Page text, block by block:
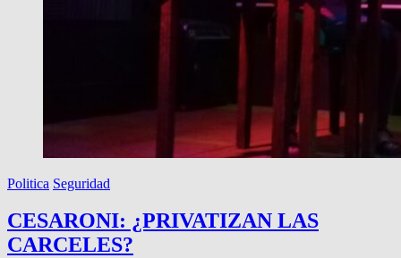
Politica Seguridad
CESARONI: ¿PRIVATIZAN LAS
CARCELES?